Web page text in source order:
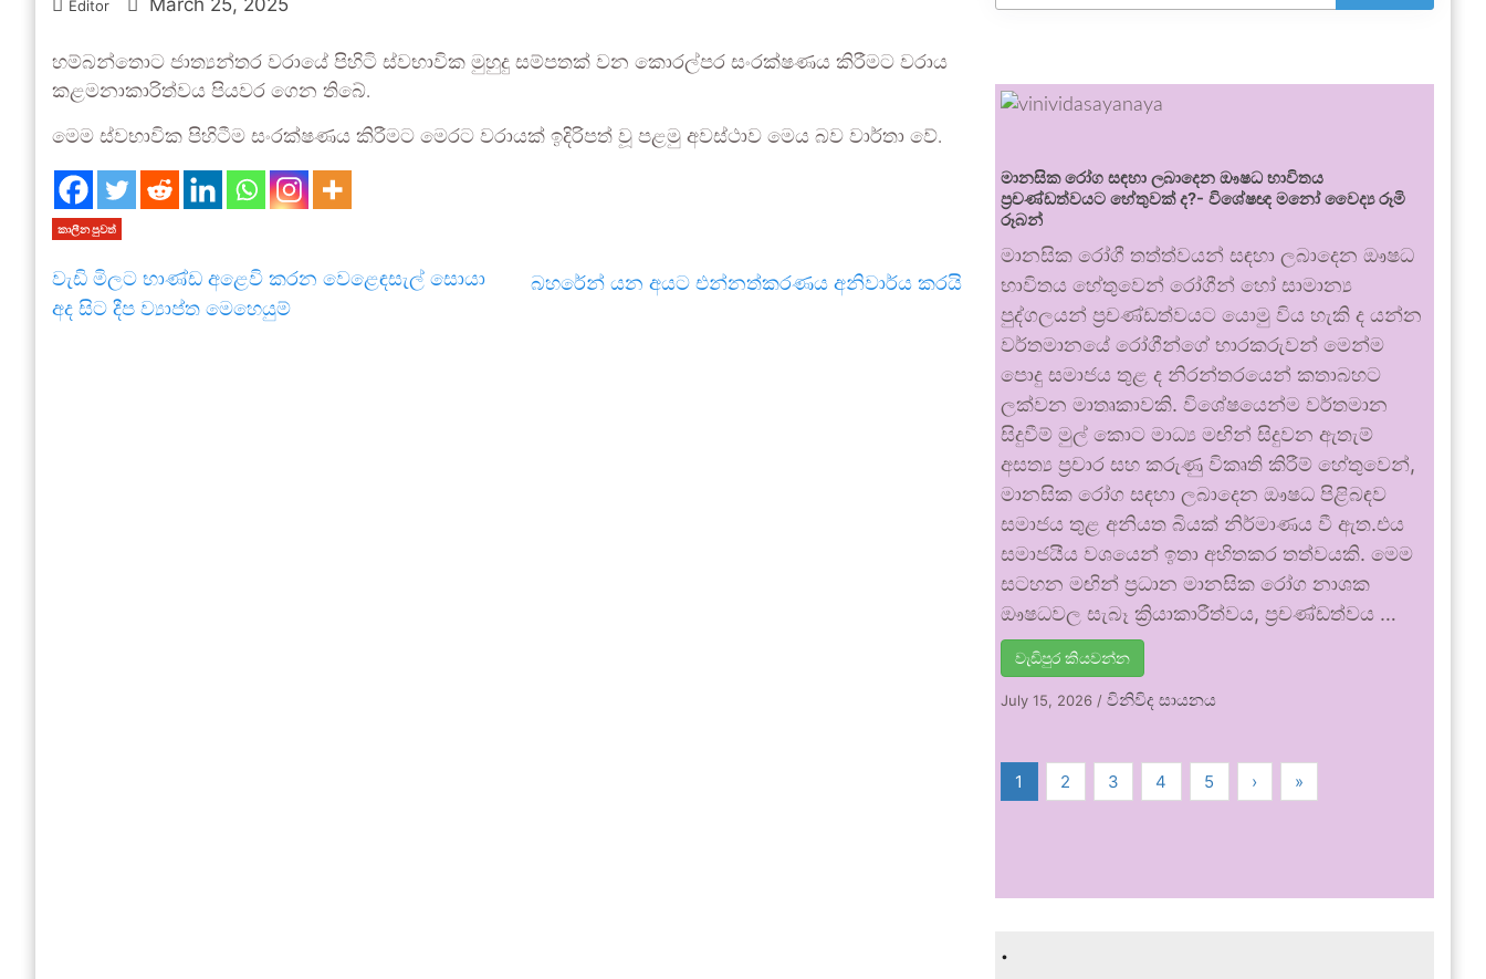
Editor March 25, 2025
හම්බන්තොට ජාත්‍යන්තර වරායේ පිහිටි ස්වභාවික මුහුදු සම්පතක් වන කොරල්පර සංරක්ෂණය කිරීමට වරාය
කළමනාකාරිත්වය පියවර ගෙන තිබේ.
මෙම ස්වභාවික පිහිටීම සංරක්ෂණය කිරීමට මෙරට වරායක් ඉදිරිපත් වූ පළමු අවස්ථාව මෙය බව වාර්තා වේ.
කාලීන පුවත්
වැඩි මිලට භාණ්ඩ අළෙවි කරන වෙළෙඳසැල් සොයා
අද සිට දීප ව්‍යාප්ත මෙහෙයුම්
බහරේන් යන අයට එන්නත්කරණය අනිවාර්ය කරයි
මානසික රෝග සඳහා ලබාදෙන ඖෂධ භාවිතය
ප්‍රචණ්ඩත්වයට හේතුවක් ද?- විශේෂඥ මනෝ වෛද්‍ය රූමි
රූබන්
මානසික රෝගී තත්ත්වයන් සඳහා ලබාදෙන ඖෂධ
භාවිතය හේතුවෙන් රෝගීන් හෝ සාමාන්‍ය
පුද්ගලයන් ප්‍රචණ්ඩත්වයට යොමු විය හැකි ද යන්න
වර්තමානයේ රෝගීන්ගේ භාරකරුවන් මෙන්ම
පොදු සමාජය තුළ ද නිරන්තරයෙන් කතාබහට
ලක්වන මාතෘකාවකි. විශේෂයෙන්ම වර්තමාන
සිදුවීම් මුල් කොට මාධ්‍ය මඟින් සිදුවන ඇතැම්
අසත්‍ය ප්‍රචාර සහ කරුණු විකෘති කිරීම් හේතුවෙන්,
මානසික රෝග සඳහා ලබාදෙන ඖෂධ පිළිබඳව
සමාජය තුළ අනියත බියක් නිර්මාණය වී ඇත.එය
සමාජයීය වශයෙන් ඉතා අහිතකර තත්වයකි. මෙම
සටහන මඟින් ප්‍රධාන මානසික රෝග නාශක
ඖෂධවල සැබෑ ක්‍රියාකාරීත්වය, ප්‍රචණ්ඩත්වය …
වැඩිපුර කියවන්න
July 15, 2026 /විනිවිද සායනය
1 2 3 4 5 › »
.